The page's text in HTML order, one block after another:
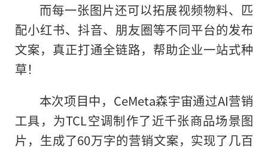
而每一张图片还可以拓展视频物料、匹
配小红书、抖音、朋友圈等不同平台的发布
文案，真正打通全链路，帮助企业一站式种
草！
本次项目中，CeMeta森宇宙通过AI营销
工具，为TCL空调制作了近千张商品场景图
片，生成了60万字的营销文案，实现了几百